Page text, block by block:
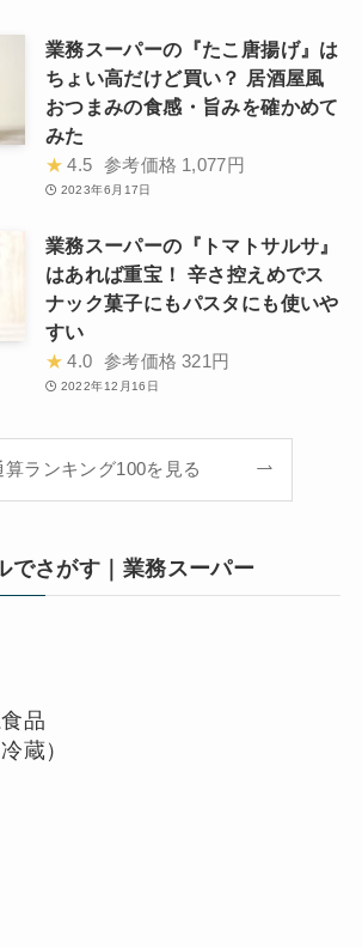
業務スーパーの『たこ唐揚げ』は
ちょい高だけど買い？ 居酒屋風
おつまみの食感・旨みを確かめて
みた
★ 4.5 参考価格 1,077円
2023年6月17日
業務スーパーの『トマトサルサ』
はあれば重宝！ 辛さ控えめでス
ナック菓子にもパスタにも使いや
すい
★ 4.0 参考価格 321円
2022年12月16日
算ランキング100を見る
でさがす｜業務スーパー
品
蔵）